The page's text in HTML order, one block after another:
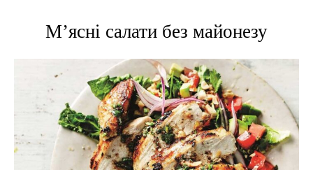
М’ясні салати без майонезу